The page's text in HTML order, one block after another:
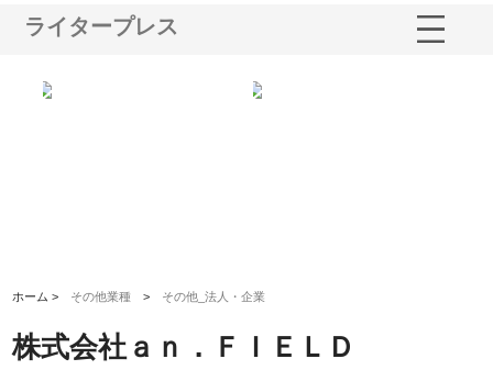
ライタープレス
ホーム > その他業種 > その他_法人・企業
株式会社ａｎ．ＦＩＥＬＤ